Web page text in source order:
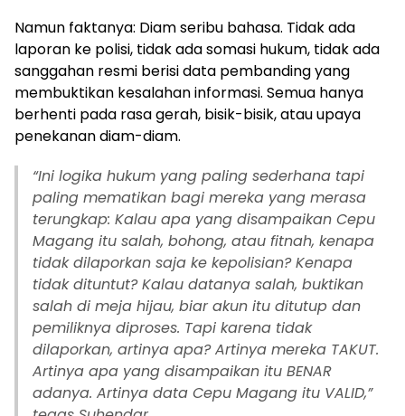
Namun faktanya: Diam seribu bahasa. Tidak ada
laporan ke polisi, tidak ada somasi hukum, tidak ada
sanggahan resmi berisi data pembanding yang
membuktikan kesalahan informasi. Semua hanya
berhenti pada rasa gerah, bisik-bisik, atau upaya
penekanan diam-diam.
“Ini logika hukum yang paling sederhana tapi
paling mematikan bagi mereka yang merasa
terungkap: Kalau apa yang disampaikan Cepu
Magang itu salah, bohong, atau fitnah, kenapa
tidak dilaporkan saja ke kepolisian? Kenapa
tidak dituntut? Kalau datanya salah, buktikan
salah di meja hijau, biar akun itu ditutup dan
pemiliknya diproses. Tapi karena tidak
dilaporkan, artinya apa? Artinya mereka TAKUT.
Artinya apa yang disampaikan itu BENAR
adanya. Artinya data Cepu Magang itu VALID,”